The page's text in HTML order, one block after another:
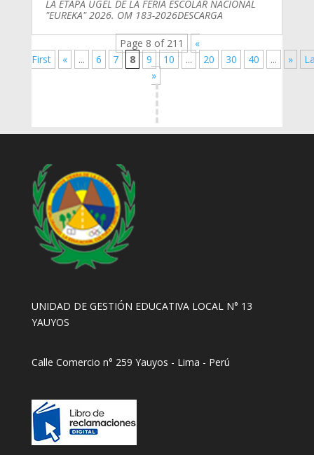
LA ETAPA UGEL DE LA FERIA ESCOLAR NACIONAL
"EUREKA" 2026. OM 183-2026DESCARGA
Page 8 of 211
«
First
« ... 6 7 8 9 10 ... 20 30 40 ... »
»
UNIDAD DE GESTIÓN EDUCATIVA LOCAL N° 13
YAUYOS
Calle Comercio n° 259 Yauyos - Lima - Perú